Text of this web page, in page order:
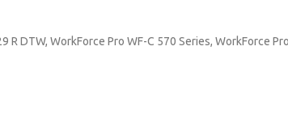
DTW, WorkForce Pro WF-C 570 Series, WorkForce